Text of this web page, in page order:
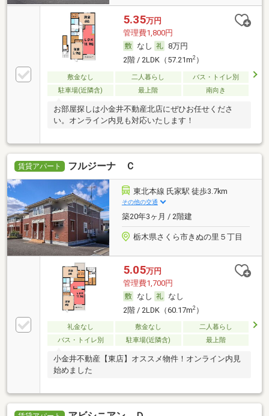
5.35万円
管理費1,800円
なし
8万円
2階 / 2LDK（57.21m2）
敷金なし 二人暮らし
バス・トイレ別
駐車場(近隣含)
最上階 南向き
お部屋探しは小金井不動産北店にぜひお任せくださ
い。オンライン内見も対応いたします！
賃貸アパート フルジーナ Ｃ
東北本線 氏家駅 徒歩3.7km
その他の交通
築20年3ヶ月 / 2階建
栃木県さくら市きぬの里５丁目
5.05万円
管理費1,700円
なし
なし
2階 / 2LDK（60.17m2）
礼金なし 敷金なし
二人暮らし
バス・トイレ別
駐車場(近隣含) 最上階
小金井不動産【東店】オススメ物件！オンライン内見
始めました